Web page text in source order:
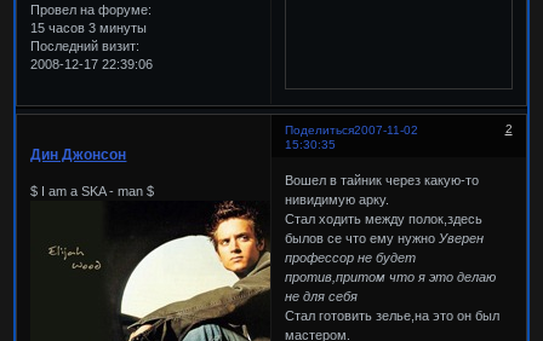
Провел на форуме:
15 часов 3 минуты
Последний визит:
2008-12-17 22:39:06
Поделиться 2
2007-11-02
15:30:35
Дин Джонсон
$ I am a SKA - man $
Вошел в тайник через какую-то
нивидимую арку.
Стал ходить между полок,здесь
былов се что ему нужно Уверен
профессор не будет
против,притом что я это делаю
не для себя
Стал готовить зелье,на это он был
мастером.